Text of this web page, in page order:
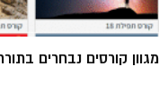
מגוון קורסים נבחרים